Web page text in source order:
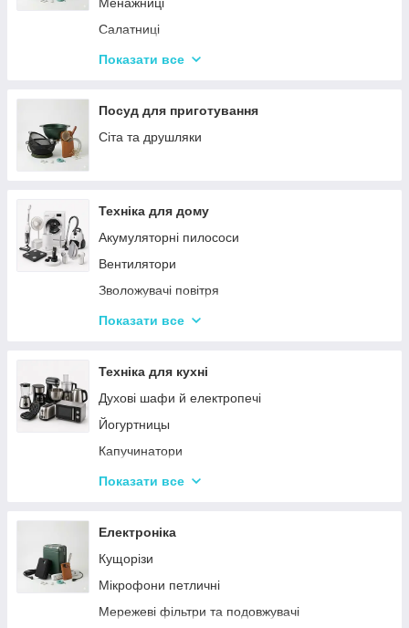
Салатниці
Сітки та кошики для фрі
Посуд для дітей
Сервізи
Бульйонниці
Тарілки
Показати все
Посуд для приготування
Сіта та друшляки
Техніка для дому
Акумуляторні пилососи
Вентилятори
Зволожувачі повітря
Пральні машинки
Набори для грумінгу
Машинки для видалення ковтунців
Праски
Отпариватели
Пилососи
Показати все
Техніка для кухні
Духові шафи й електропечі
Йогуртницы
Капучинатори
Інша дрібна техніка
Сендвічниці та бутербродниці
Соковичавниці
Мультиварки та скороварки
Міксери
Показати все
Електроніка
Кущорізи
Мікрофони петличні
Мережеві фільтри та подовжувачі